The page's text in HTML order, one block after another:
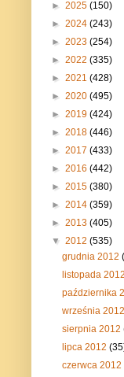
► 2025 (150)
► 2024 (243)
► 2023 (254)
► 2022 (335)
► 2021 (428)
► 2020 (495)
► 2019 (424)
► 2018 (446)
► 2017 (433)
► 2016 (442)
► 2015 (380)
► 2014 (359)
► 2013 (405)
▼ 2012 (535)
grudnia 2012
listopada
października
września
sierpnia 2012
lipca 2012
czerwca 2012